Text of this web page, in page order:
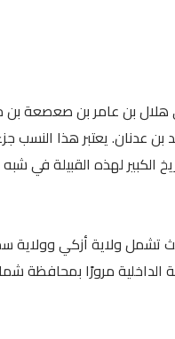
هلال بن عامر بن صعصعة
يعتبر هذا النسب
لهذه القبيلة في شبه
تشمل ولاية أزكي وولاية
مرورًا بمحافظة